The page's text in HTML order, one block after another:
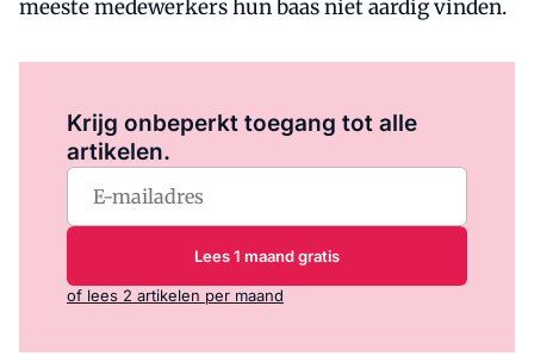
meeste medewerkers hun baas niet aardig vinden.
Krijg onbeperkt toegang tot alle
artikelen.
Lees 1 maand gratis
of lees 2 artikelen per maand